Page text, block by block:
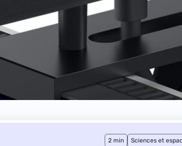
2 min Sciences et